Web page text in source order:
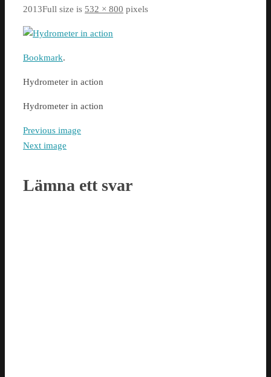
2013Full size is 532 × 800 pixels
Bookmark.
Hydrometer in action
Hydrometer in action
Previous image
Next image
Lämna ett svar